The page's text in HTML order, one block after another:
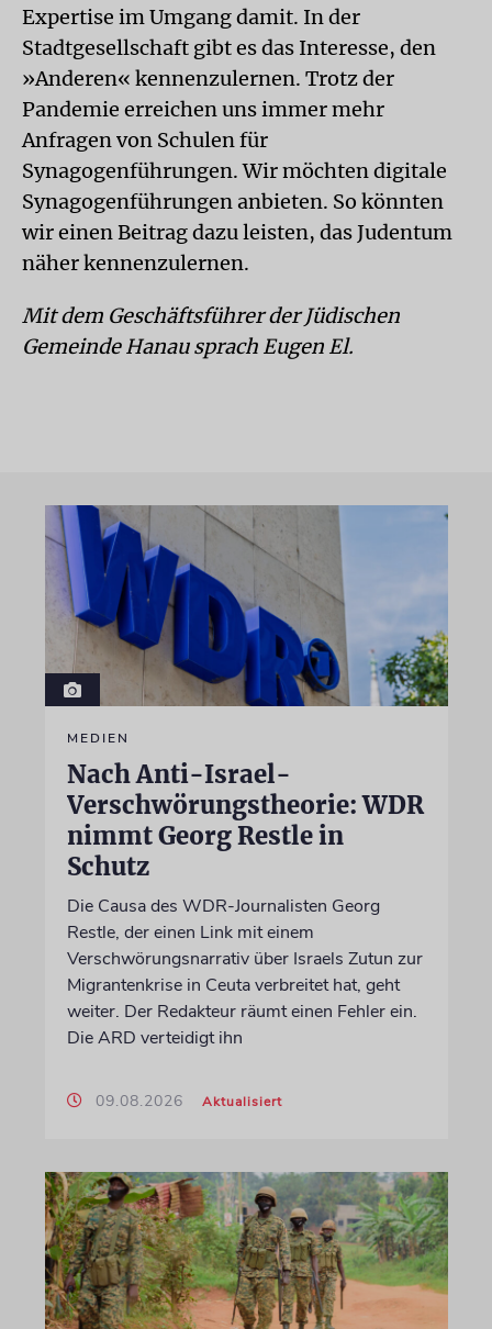
Expertise im Umgang damit. In der
Stadtgesellschaft gibt es das Interesse, den
»Anderen« kennenzulernen. Trotz der
Pandemie erreichen uns immer mehr
Anfragen von Schulen für
Synagogenführungen. Wir möchten digitale
Synagogenführungen anbieten. So könnten
wir einen Beitrag dazu leisten, das Judentum
näher kennenzulernen.
Mit dem Geschäftsführer der Jüdischen
Gemeinde Hanau sprach Eugen El.
MEDIEN
Nach Anti-Israel-
Verschwörungstheorie: WDR
nimmt Georg Restle in
Schutz
Die Causa des WDR-Journalisten Georg
Restle, der einen Link mit einem
Verschwörungsnarrativ über Israels Zutun zur
Migrantenkrise in Ceuta verbreitet hat, geht
weiter. Der Redakteur räumt einen Fehler ein.
Die ARD verteidigt ihn
09.08.2026 Aktualisiert